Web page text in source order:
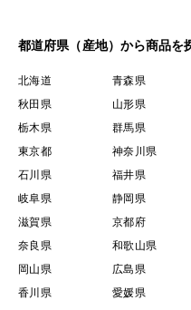
都道府県（産地）から商品を
北海道 青森県
秋田県
山形県
栃木県
群馬県
東京都
神奈川県
石川県
福井県
岐阜県
静岡県
滋賀県
京都府
奈良県
和歌山県
岡山県
広島県
香川県
愛媛県